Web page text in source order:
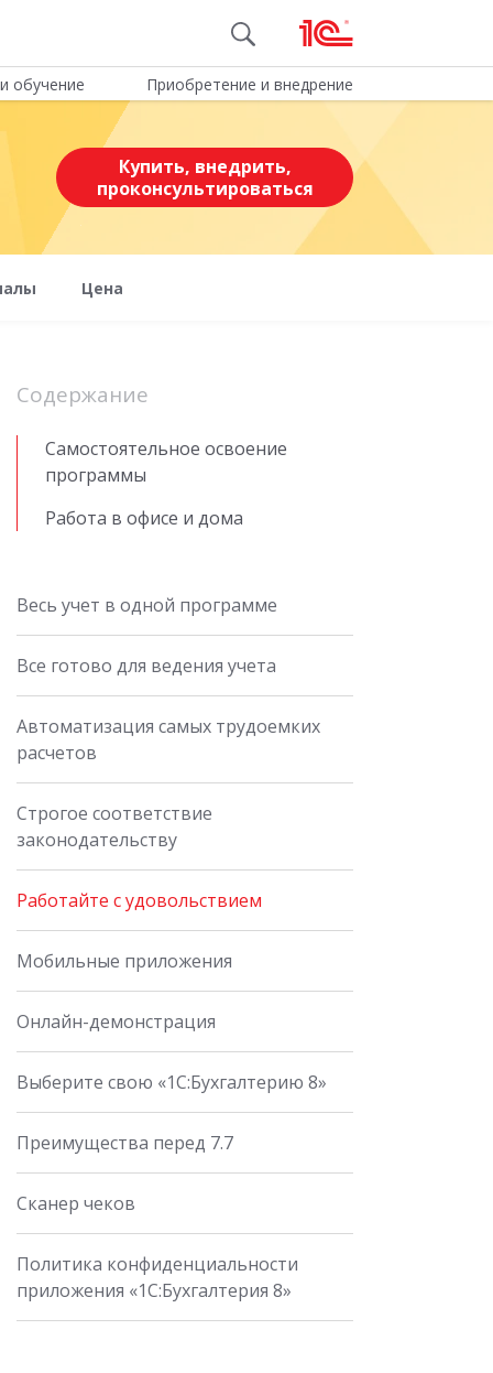
обучение Приобретение и внедрение
Купить, внедрить,
проконсультироваться
Цена
Содержание
Самостоятельное освоение
программы
Работа в офисе и дома
Весь учет в одной программе
Все готово для ведения учета
Автоматизация самых трудоемких
расчетов
Строгое соответствие
законодательству
Работайте с удовольствием
Мобильные приложения
Онлайн-демонстрация
Выберите свою «1С:Бухгалтерию 8»
Преимущества перед 7.7
Сканер чеков
Политика конфиденциальности
приложения «1С:Бухгалтерия 8»